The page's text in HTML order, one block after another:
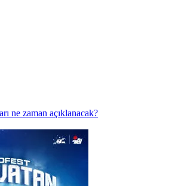
ne zaman açıklanacak?